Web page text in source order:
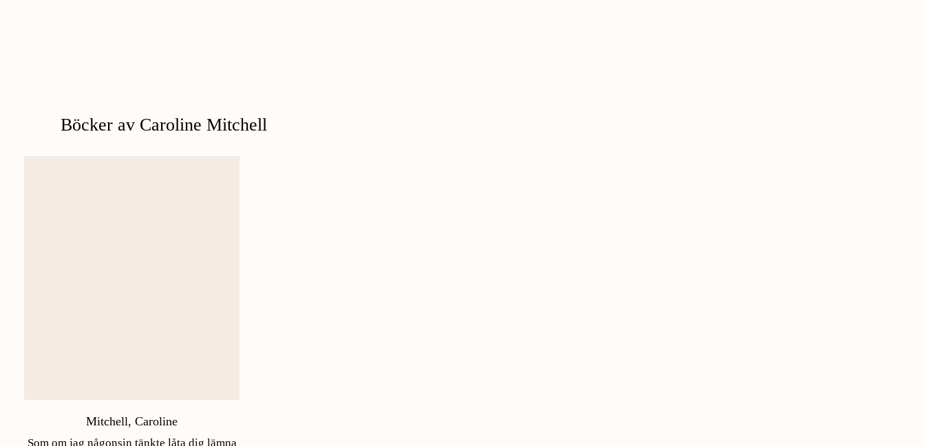
Böcker av Caroline Mitchell
Mitchell, Caroline
Som om jag någonsin tänkte låta dig lämna